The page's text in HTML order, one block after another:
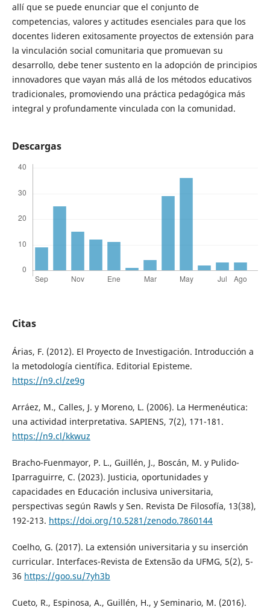
allí que se puede enunciar que el conjunto de
competencias, valores y actitudes esenciales para que los
docentes lideren exitosamente proyectos de extensión para
la vinculación social comunitaria que promuevan su
desarrollo, debe tener sustento en la adopción de principios
innovadores que vayan más allá de los métodos educativos
tradicionales, promoviendo una práctica pedagógica más
integral y profundamente vinculada con la comunidad.
Descargas
Citas
Árias, F. (2012). El Proyecto de Investigación. Introducción a
la metodología científica. Editorial Episteme.
https://n9.cl/ze9g
Arráez, M., Calles, J. y Moreno, L. (2006). La Hermenéutica:
una actividad interpretativa. SAPIENS, 7(2), 171-181.
https://n9.cl/kkwuz
Bracho-Fuenmayor, P. L., Guillén, J., Boscán, M. y Pulido-
Iparraguirre, C. (2023). Justicia, oportunidades y
capacidades en Educación inclusiva universitaria,
perspectivas según Rawls y Sen. Revista De Filosofía, 13(38),
192-213. https://doi.org/10.5281/zenodo.7860144
Coelho, G. (2017). La extensión universitaria y su inserción
curricular. Interfaces-Revista de Extensão da UFMG, 5(2), 5-
36 https://goo.su/7yh3b
Cueto, R., Espinosa, A., Guillén, H., y Seminario, M. (2016).